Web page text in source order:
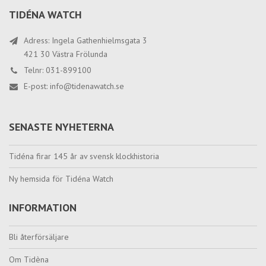
TIDÉNA WATCH
Adress: Ingela Gathenhielmsgata 3
421 30 Västra Frölunda
Telnr: 031-899100
E-post: info@tidenawatch.se
SENASTE NYHETERNA
Tidéna firar 145 år av svensk klockhistoria
Ny hemsida för Tidéna Watch
INFORMATION
Bli återförsäljare
Om Tidèna